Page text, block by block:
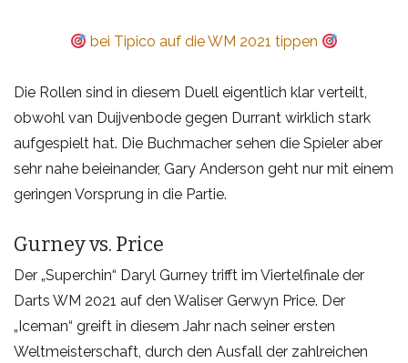
bei Tipico auf die WM 2021 tippen
Die Rollen sind in diesem Duell eigentlich klar verteilt,
obwohl van Duijvenbode gegen Durrant wirklich stark
aufgespielt hat. Die Buchmacher sehen die Spieler aber
sehr nahe beieinander, Gary Anderson geht nur mit einem
geringen Vorsprung in die Partie.
Gurney vs. Price
Der „Superchin“ Daryl Gurney trifft im Viertelfinale der
Darts WM 2021 auf den Waliser Gerwyn Price. Der
„Iceman“ greift in diesem Jahr nach seiner ersten
Weltmeisterschaft, durch den Ausfall der zahlreichen